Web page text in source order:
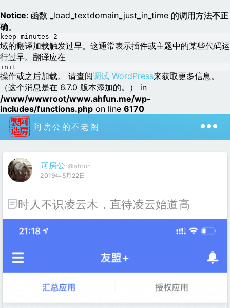
Notice: 函数 _load_textdomain_just_in_time 的调用方法不正
确。
keep-minutes-2
域的翻译加载触发过早。这通常表示插件或主题中的某些代码运
行过早。翻译应在
init
操作或之后加载。 请查阅调试 WordPress来获取更多信息。
（这个消息是在 6.7.0 版本添加的。） in
/www/wwwroot/www.ahfun.me/wp-
includes/functions.php on line 6170
阿房公的不老阁
阿房公 @ahfun
2019年5月22日
时人不识凌云木，直待凌云始道高